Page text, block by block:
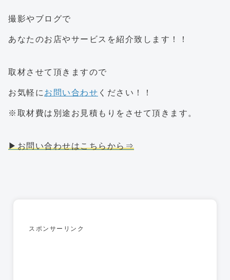
撮影やブログで
あなたのお店やサービスを紹介致します！！
取材させて頂きますので
お気軽に お問い合わせ ください！！
※取材費は別途お見積もりをさせて頂きます。
▶お問い合わせはこちらから⇒
スポンサーリンク